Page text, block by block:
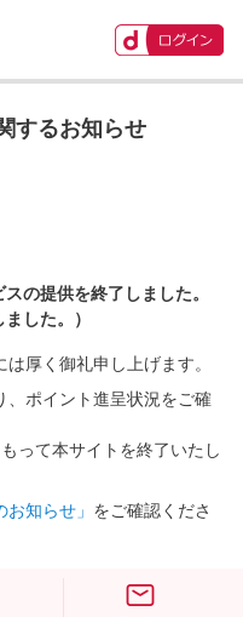
するお知らせ
スの提供を終了しました。
した。）
厚く御礼申し上げます。
、ポイント進呈状況をご確
って本サイトを終了いたし
お知らせ」 をご確認くださ